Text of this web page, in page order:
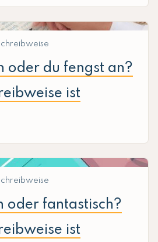
oder du fengst an?
ist
oder fantastisch?
ist